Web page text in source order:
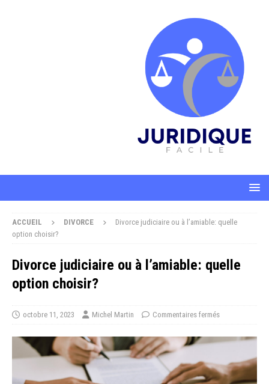
ACCUEIL DIVORCE
Divorce judiciaire ou à l’amiable: quelle
option choisir?
Divorce judiciaire ou à l’amiable: quelle
option choisir?
octobre 11, 2023 Michel Martin Commentaires fermés